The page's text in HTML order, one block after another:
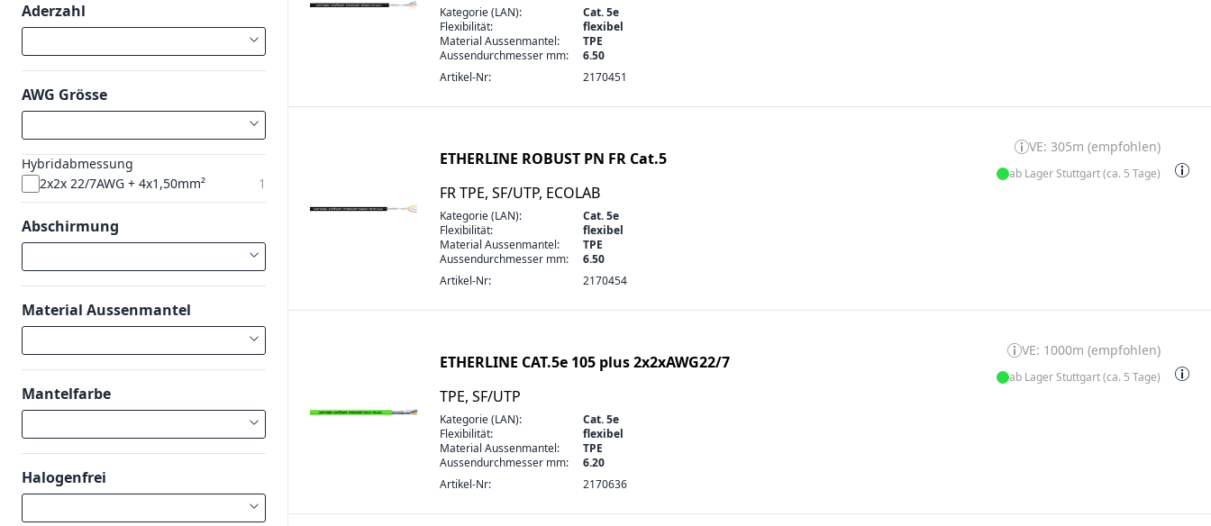
Kategorie (LAN):
Cat. 5e
Flexibilität:
flexibel
Material Aussenmantel:
TPE
Aussendurchmesser mm:
6.50
Artikel-Nr:
2170451
ETHERLINE ROBUST PN FR Cat.5
FR TPE, SF/UTP, ECOLAB
Kategorie (LAN):
Cat. 5e
Flexibilität:
flexibel
Material Aussenmantel:
TPE
Aussendurchmesser mm:
6.50
Artikel-Nr:
2170454
VE: 305m (empfohlen)
ab Lager Stuttgart (ca. 5 Tage)
ETHERLINE CAT.5e 105 plus 2x2xAWG22/7
TPE, SF/UTP
Kategorie (LAN):
Cat. 5e
Flexibilität:
flexibel
Material Aussenmantel:
TPE
Aussendurchmesser mm:
6.20
Artikel-Nr:
2170636
VE: 1000m (empfohlen)
ab Lager Stuttgart (ca. 5 Tage)
Aderzahl
AWG Grösse
Hybridabmessung
2x2x 22/7AWG + 4x1,50mm²
1
Abschirmung
Material Aussenmantel
Mantelfarbe
Halogenfrei